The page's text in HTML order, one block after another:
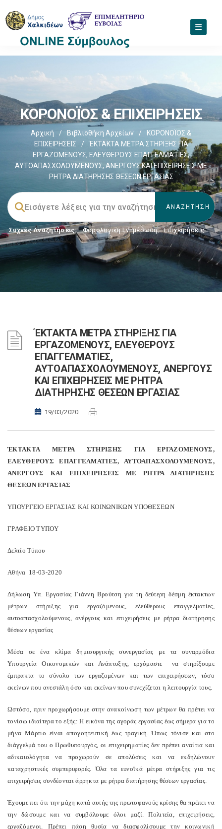
ΚΟΡΟΝΟΪΟΣ & ΕΠΙΧΕΙΡΗΣΕΙΣ
Αρχική / Βιβλιοθήκη Αρχείων /
ΚΟΡΟΝΟΪΟΣ &
ΕΠΙΧΕΙΡΗΣΕΙΣ
/
ΈΚΤΑΚΤΑ ΜΕΤΡΑ ΣΤΗΡΙΞΗΣ ΓΙΑ
ΕΡΓΑΖΟΜΕΝΟΥΣ, ΕΛΕΥΘΕΡΟΥΣ ΕΠΑΓΓΕΛΜΑΤΙΕΣ,
ΑΥΤΟΑΠΑΣΧΟΛΟΥΜΕΝΟΥΣ, ΑΝΕΡΓΟΥΣ ΚΑΙ ΕΠΙΧΕΙΡΗΣΕΙΣ ΜΕ
ΡΗΤΡΑ ΔΙΑΤΗΡΗΣΗΣ ΘΕΣΕΩΝ ΕΡΓΑΣΙΑΣ
Συχνές Αναζητήσεις: Φορολογικη Ενημέρωση, Επιχειρήσεις
ΈΚΤΑΚΤΑ ΜΕΤΡΑ ΣΤΗΡΙΞΗΣ ΓΙΑ
ΕΡΓΑΖΟΜΕΝΟΥΣ, ΕΛΕΥΘΕΡΟΥΣ
ΕΠΑΓΓΕΛΜΑΤΙΕΣ,
ΑΥΤΟΑΠΑΣΧΟΛΟΥΜΕΝΟΥΣ, ΑΝΕΡΓΟΥΣ
ΚΑΙ ΕΠΙΧΕΙΡΗΣΕΙΣ ΜΕ ΡΗΤΡΑ
ΔΙΑΤΗΡΗΣΗΣ ΘΕΣΕΩΝ ΕΡΓΑΣΙΑΣ
19/03/2020
ΈΚΤΑΚΤΑ ΜΕΤΡΑ ΣΤΗΡΙΞΗΣ ΓΙΑ ΕΡΓΑΖΟΜΕΝΟΥΣ,
ΕΛΕΥΘΕΡΟΥΣ ΕΠΑΓΓΕΛΜΑΤΙΕΣ, ΑΥΤΟΑΠΑΣΧΟΛΟΥΜΕΝΟΥΣ,
ΑΝΕΡΓΟΥΣ ΚΑΙ ΕΠΙΧΕΙΡΗΣΕΙΣ ΜΕ ΡΗΤΡΑ ΔΙΑΤΗΡΗΣΗΣ
ΘΕΣΕΩΝ ΕΡΓΑΣΙΑΣ
ΥΠΟΥΡΓΕΙΟ EΡΓΑΣΙΑΣ ΚΑΙ ΚΟΙΝΩΝΙΚΩΝ ΥΠΟΘΕΣΕΩΝ
ΓΡΑΦΕΙΟ ΤΥΠΟΥ
Δελτίο Τύπου
Αθήνα 18-03-2020
Δήλωση Υπ. Εργασίας Γιάννη Βρούτση για τη δεύτερη δέσμη έκτακτων
μέτρων στήριξης για εργαζόμενους, ελεύθερους επαγγελματίες,
αυτοαπασχολούμενους, ανέργους και επιχειρήσεις με ρήτρα διατήρησης
θέσεων εργασίας
Μέσα σε ένα κλίμα δημιουργικής συνεργασίας με τα συναρμόδια
Υπουργεία Οικονομικών και Ανάπτυξης, ερχόμαστε να στηρίξουμε
έμπρακτα το σύνολο των εργαζομένων και των επιχειρήσεων, τόσο
εκείνων που ανεστάλη όσο και εκείνων που συνεχίζεται η λειτουργία τους.
Ωστόσο, πριν προχωρήσουμε στην ανακοίνωση των μέτρων θα πρέπει να
τονίσω ιδιαίτερα το εξής: Η εικόνα της αγοράς εργασίας έως σήμερα για το
μήνα Μάρτιο είναι απογοητευτική έως τραγική. Όπως τόνισε και στο
διάγγελμά του ο Πρωθυπουργός, οι επιχειρηματίες δεν πρέπει αναίτια και
αδικαιολόγητα να προχωρούν σε απολύσεις και να εκδηλώνουν
καταχρηστικές συμπεριφορές. Όλα τα ευνοϊκά μέτρα στήριξης για τις
επιχειρήσεις συνδέονται άρρηκτα με ρήτρα διατήρησης θέσεων εργασίας.
Έχουμε πει ότι την μάχη κατά αυτής της πρωτοφανούς κρίσης θα πρέπει να
την δώσουμε και να συμβάλουμε όλοι μαζί. Πολιτεία, επιχειρήσεις,
εργαζόμενοι. Πρέπει πάση θυσία να διασφαλίσουμε την κοινωνική